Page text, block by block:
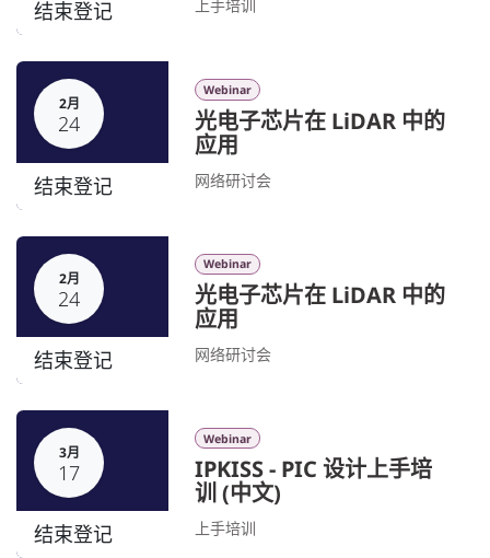
结束登记 上手培训
2月
24
结束登记
Webinar
光电子芯片在 LiDAR 中的
应用
网络研讨会
2月
24
结束登记
Webinar
光电子芯片在 LiDAR 中的
应用
网络研讨会
3月
17
结束登记
Webinar
IPKISS - PIC 设计上手培
训 (中文)
上手培训